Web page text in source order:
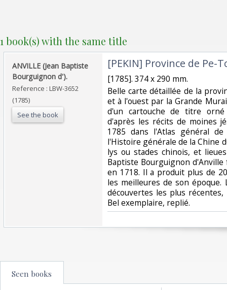
1 book(s) with the same title
‎ANVILLE (Jean Baptiste
Bourguignon d').‎
Reference : LBW-3652
(1785)
See the book
‎[PEKIN] Province de Pe-
‎[1785]. 374 x 290 mm.‎
‎Belle carte détaillée de la
et à l'ouest par la Grande
d'un cartouche de titre
d'après les récits de moines
1785 dans l'Atlas général
l'Histoire générale de la Chine
lys ou stades chinois, et
Baptiste Bourguignon
en 1718. Il a produit plus de
les meilleures de son
découvertes les plus
Bel exemplaire, replié.‎
Seen books